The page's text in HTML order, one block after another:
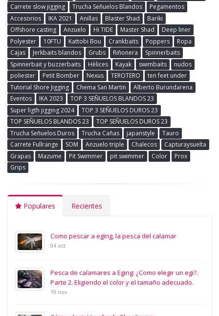
Carrete slow jigging
Trucha Señuelos Blandos
Pegamentos
Accesorios
IKA 2021 Anillas Blaster Shad
Bariki
Offshore casting
Anzuelo Hi TIDE Master Shad
Deep liner
Polyester
10FTU Kattobi Bou Crankbaits Poppers
Ropa
Cajas
Jerkbaits blandos Grubs Riñonera
Spinnerbaits
Spinnerbait y buzzerbaits
Hèlices Kayak swimbaits
nudos
poliester
Petit Bomber Nexus TEROTERO
ten feet under
Tutorial Shore Jigging
Chema San Martin
Alberto Burundarena
Eventos
IKA 2023
TOP 3 SEÑUELOS BLANDOS 23
Super ligth jigging 2024
TOP 3 SEÑUELOS DUROS 23
TOP SEÑUELOS BLANDOS 23
TOP SEÑUELOS DUROS 23
Trucha Señuelos Duros
Trucha Cañas japanstyle
Tauro
Carrete Fullrange
SOM Anzuelo triple Chalecos
Capturaysuelta
Grapas
Mazume Pit Swimmer pit swimmer Color
Prox
Grips
Populares Recientes
Como pescar a eging, la pesca del calamar
04 oct
Pesca de calamares a Eging: ¿Como elegir un egi?.
Parte 2. Eligiendo el color y el tamaño adecuado.
19 nov